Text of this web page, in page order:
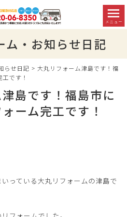
メニュー
ム・お知らせ日記
らせ日記 > 大丸リフォーム津島です！福
です！
島です！福島市に
ーム完工です！
っている大丸リフォームの津島で